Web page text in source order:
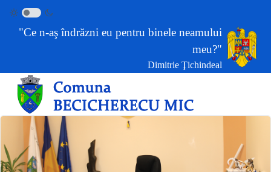
"Ce n-aş îndrăzni eu pentru binele neamului
meu?"
Dimitrie Ţichindeal